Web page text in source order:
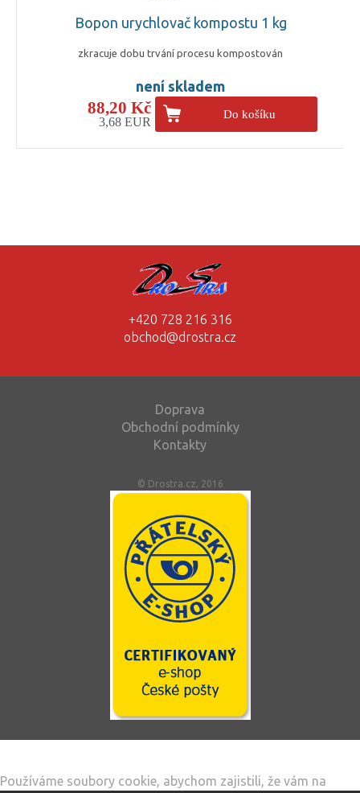
Bopon urychlovač kompostu 1 kg
zkracuje dobu trvání procesu kompostován
není skladem
88,20 Kč
3,68 EUR
Do košíku
+420 728 216 316
obchod@drostra.cz
Doprava
Obchodní podmínky
Kontakty
© Drostra.cz, 2016
Používáme soubory cookie, abychom zajistili, že vám na